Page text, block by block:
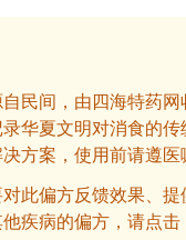
民间，由四海特药网
华夏文明对消食的传
方案，使用前请遵医
此偏方反馈效果、提
疾病的偏方，请点击